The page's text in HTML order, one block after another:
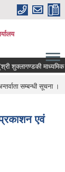
शुक्लागण्डकी माध्यमिक
सम्बन्धी सूचना ।
एवं